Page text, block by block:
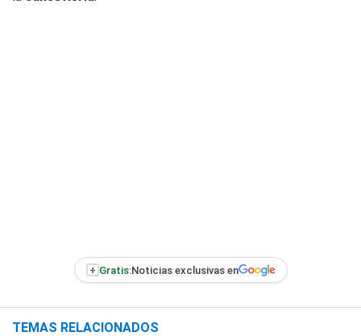
+ Gratis:Noticias exclusivas en
TEMAS RELACIONADOS